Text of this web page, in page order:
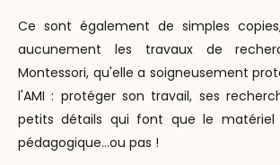
Ce sont également de simples
aucunement les travaux de
Montessori, qu'elle a soigneusement
l'AMI : protéger son travail, ses
petits détails qui font que le
pédagogique...ou pas !